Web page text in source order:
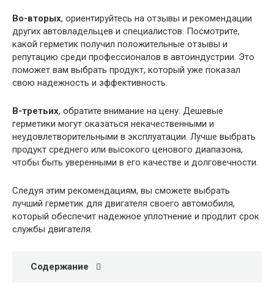
Во-вторых, ориентируйтесь на отзывы и рекомендации
других автовладельцев и специалистов. Посмотрите,
какой герметик получил положительные отзывы и
репутацию среди профессионалов в автоиндустрии. Это
поможет вам выбрать продукт, который уже показал
свою надежность и эффективность.
В-третьих, обратите внимание на цену. Дешевые
герметики могут оказаться некачественными и
неудовлетворительными в эксплуатации. Лучше выбрать
продукт среднего или высокого ценового диапазона,
чтобы быть уверенными в его качестве и долговечности.
Следуя этим рекомендациям, вы сможете выбрать
лучший герметик для двигателя своего автомобиля,
который обеспечит надежное уплотнение и продлит срок
службы двигателя.
Содержание